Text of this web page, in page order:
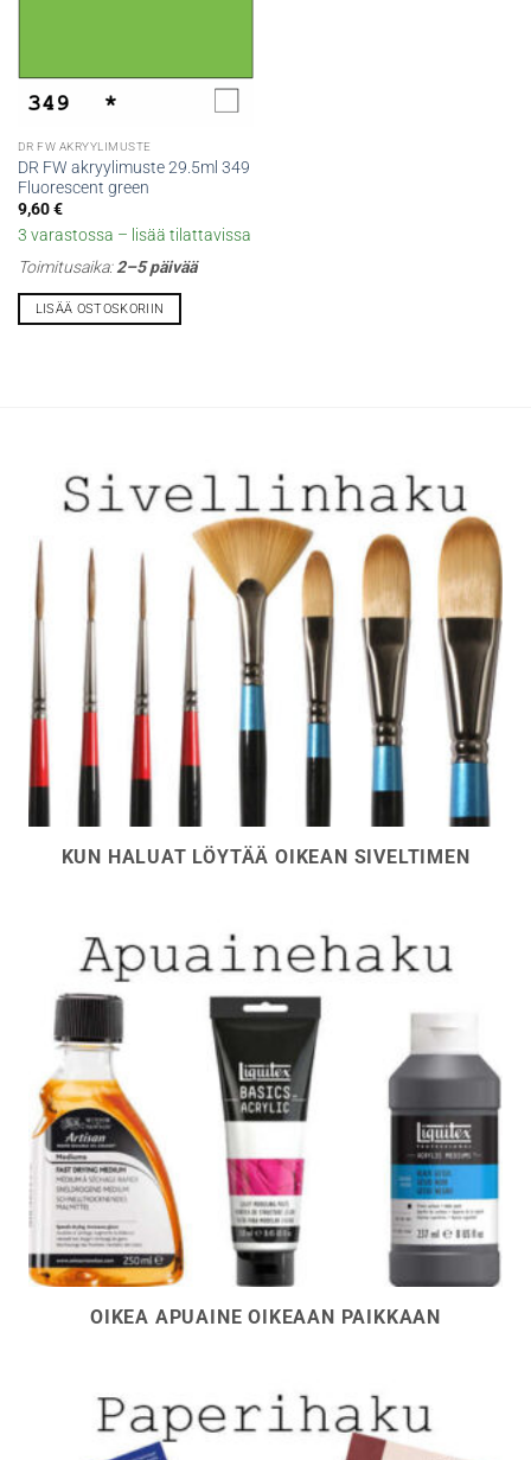
DR FW AKRYYLIMUSTE
DR FW akryylimuste 29.5ml 349
Fluorescent green
9,60€
3 varastossa – lisää tilattavissa
Toimitusaika:2–5 päivää
LISÄÄ OSTOSKORIIN
KUN HALUAT LÖYTÄÄ OIKEAN SIVELTIMEN
OIKEA APUAINE OIKEAAN PAIKKAAN